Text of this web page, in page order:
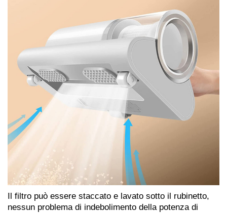
Il filtro può essere staccato e lavato sotto il rubinetto,
nessun problema di indebolimento della potenza di